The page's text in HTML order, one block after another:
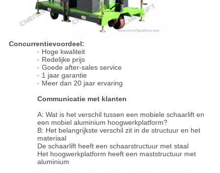
Concurrentievoordeel:
· Hoge kwaliteit
· Redelijke prijs
· Goede after-sales service
· 1 jaar garantie
· Meer dan 20 jaar ervaring
Communicatie met klanten
A: Wat is het verschil tussen een mobiele schaarlift en
een mobiel aluminium hoogwerkplatform?
B: Het belangrijkste verschil zit in de structuur en het
materiaal
De schaarlift heeft een schaarstructuur met staal
Het hoogwerkplatform heeft een maststructuur met
aluminium